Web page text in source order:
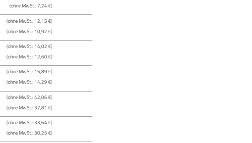
(ohne MwSt.: 7,24 €)
(ohne MwSt.: 12,15 €)
(ohne MwSt.: 10,92 €)
(ohne MwSt.: 14,02 €)
(ohne MwSt.: 12,60 €)
(ohne MwSt.: 15,89 €)
(ohne MwSt.: 14,29 €)
(ohne MwSt.: 42,06 €)
(ohne MwSt.: 37,81 €)
(ohne MwSt.: 33,64 €)
(ohne MwSt.: 30,25 €)